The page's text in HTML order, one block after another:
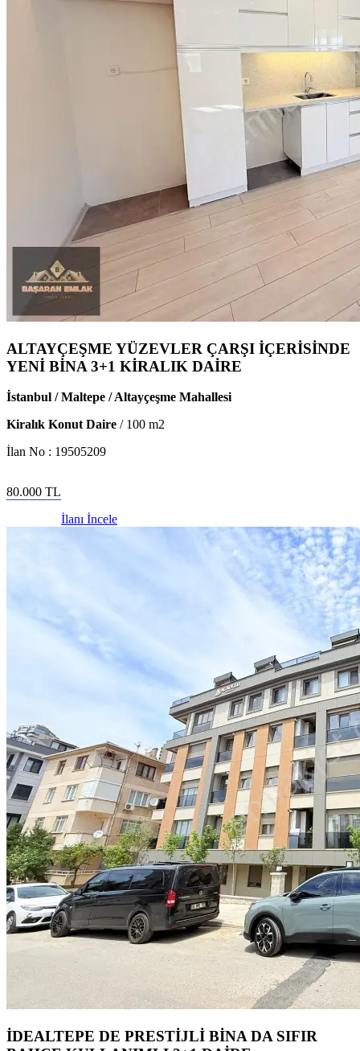
ALTAYÇEŞME YÜZEVLER ÇARŞI İÇERİSİNDE
YENİ BİNA 3+1 KİRALIK DAİRE
İstanbul / Maltepe / Altayçeşme Mahallesi
Kiralık Konut Daire / 100 m2
İlan No : 19505209
80.000 TL
İlanı İncele
İDEALTEPE DE PRESTİJLİ BİNA DA SIFIR